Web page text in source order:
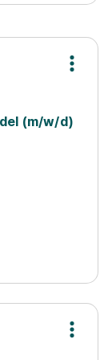
(m/w/d)